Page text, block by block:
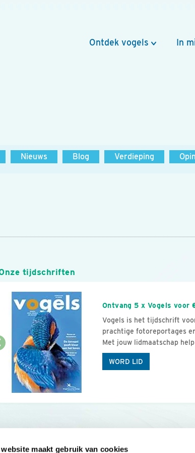
website maakt gebruik van cookies
Ontdek vogels In
Nieuws Blog Verdieping
tijdschriften
Ontvang 5 x Vogels voor
Vogels is het tijdschrift
prachtige fotoreportages
Met jouw lidmaatschap
WORD LID